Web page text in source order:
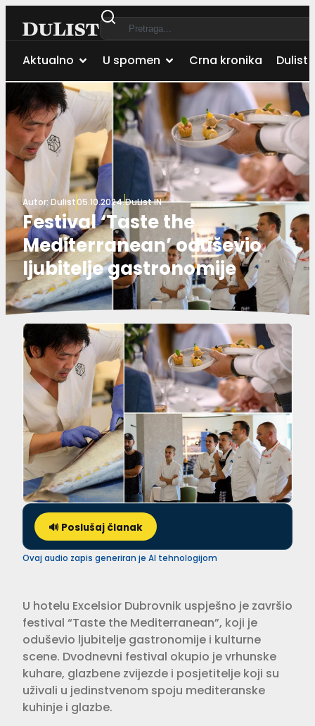
Aktualno U spomen Crna kronika Dulist
Autor: Dulist05.10.2024.DuList IN
Festival ‘Taste the
Mediterranean’ oduševio
ljubitelje gastronomije
🔊 Poslušaj članak
Ovaj audio zapis generiran je AI tehnologijom
U hotelu Excelsior Dubrovnik uspješno je završio
festival “Taste the Mediterranean”, koji je
oduševio ljubitelje gastronomije i kulturne
scene. Dvodnevni festival okupio je vrhunske
kuhare, glazbene zvijezde i posjetitelje koji su
uživali u jedinstvenom spoju mediteranske
kuhinje i glazbe.